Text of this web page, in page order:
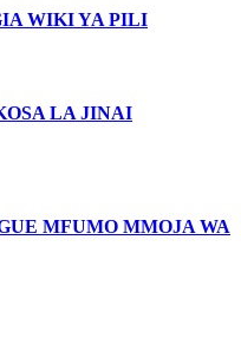
WIKI YA PILI
LA JINAI
MFUMO MMOJA WA